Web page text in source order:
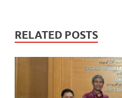
RELATED POSTS